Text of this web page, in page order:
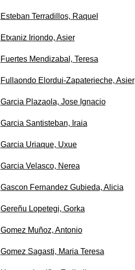
Esteban Terradillos, Raquel
Etxaniz Iriondo, Asier
Fuertes Mendizabal, Teresa
Fullaondo Elordui-Zapaterieche, Asier
Garcia Plazaola, Jose Ignacio
Garcia Santisteban, Iraia
Garcia Uriaque, Uxue
Garcia Velasco, Nerea
Gascon Fernandez Gubieda, Alicia
Gereñu Lopetegi, Gorka
Gomez Muñoz, Antonio
Gomez Sagasti, Maria Teresa